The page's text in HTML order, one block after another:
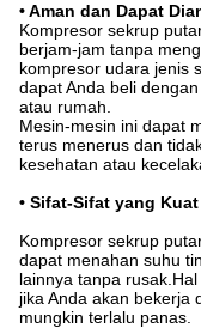
• Aman dan Dapat
Kompresor sekrup
berjam-jam tanpa
kompresor udara jenis
dapat Anda beli
atau rumah.
Mesin-mesin ini dapat
terus menerus dan
kesehatan atau
• Sifat-Sifat yang Kuat
Kompresor sekrup
dapat menahan suhu
lainnya tanpa
jika Anda akan bekerja
mungkin terlalu panas.